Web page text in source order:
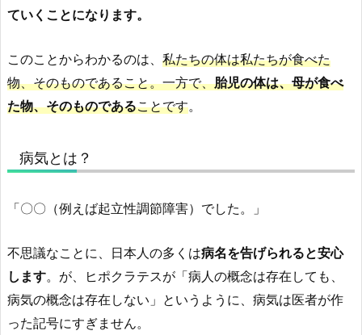
ていくことになります。
このことからわかるのは、 私たちの体は私たちが食べた
物、そのものであること。一方で、胎児の体は、母が食べ
た物、そのものであることです。
病気とは？
「〇〇（例えば起立性調節障害）でした。」
不思議なことに、日本人の多くは病名を告げられると安心
します。が、ヒポクラテスが「病人の概念は存在しても、
病気の概念は存在しない」というように、病気は医者が作
った記号にすぎません。